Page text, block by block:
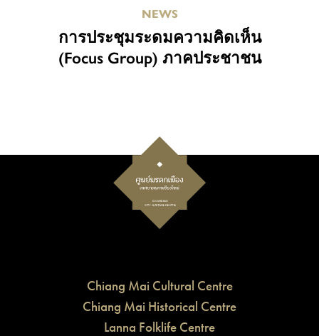
NEWS
การประชุมระดมความคิดเห็น
(Focus Group) ภาคประชาชน
Chiang Mai Cultural Centre
Chiang Mai Historical Centre
Lanna Folklife Centre